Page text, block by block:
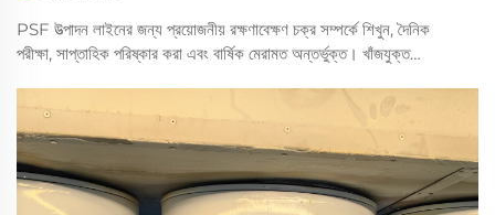
PSF উত্পাদন লাইনের জন্য প্রয়োজনীয় রক্ষণাবেক্ষণ চক্র সম্পর্কে শিখুন, দৈনিক
পরীক্ষা, সাপ্তাহিক পরিষ্কার করা এবং বার্ষিক মেরামত অন্তর্ভুক্ত। খাঁজযুক্ত